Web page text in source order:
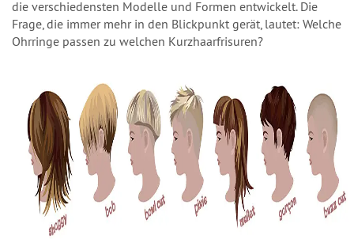
die verschiedensten Modelle und Formen entwickelt. Die
Frage, die immer mehr in den Blickpunkt gerät, lautet: Welche
Ohrringe passen zu welchen Kurzhaarfrisuren?